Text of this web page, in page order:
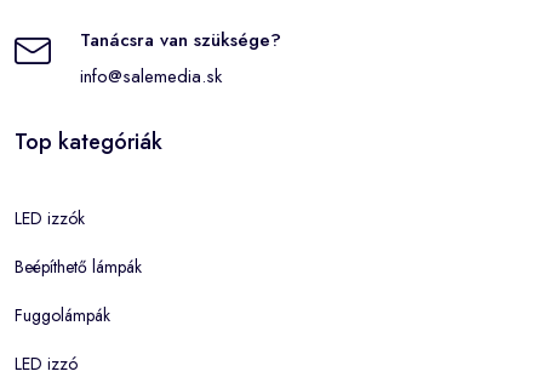
Tanácsra van szüksége?
info@salemedia.sk
Top kategóriák
LED izzók
Beépíthető lámpák
Fuggolámpák
LED izzó